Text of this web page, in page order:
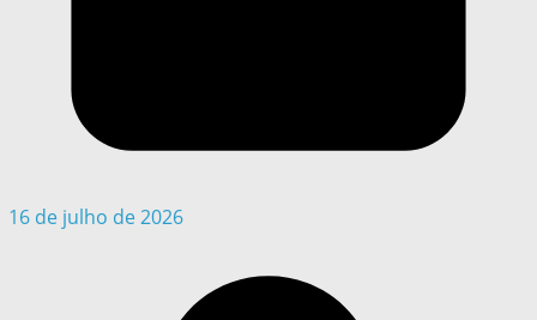
16 de julho de 2026